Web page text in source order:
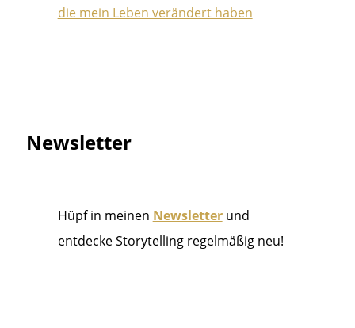
die mein Leben verändert haben
Newsletter
Hüpf in meinen Newsletterund
entdecke Storytelling regelmäßig neu!